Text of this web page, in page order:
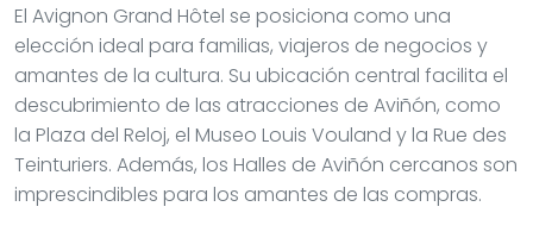
El Avignon Grand Hôtel se posiciona como una
elección ideal para familias, viajeros de negocios y
amantes de la cultura. Su ubicación central facilita el
descubrimiento de las atracciones de Aviñón, como
la Plaza del Reloj, el Museo Louis Vouland y la Rue des
Teinturiers. Además, los Halles de Aviñón cercanos son
imprescindibles para los amantes de las compras.